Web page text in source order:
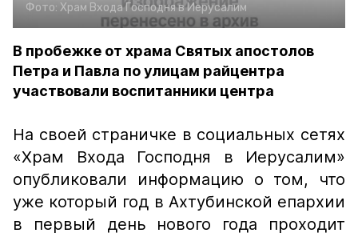
Фото: Храм Входа Господня в Иерусалим
В пробежке от храма Святых апостолов
Петра и Павла по улицам райцентра
участвовали воспитанники центра
На своей страничке в социальных сетях
«Храм Входа Господня в Иерусалим»
опубликовали информацию о том, что
уже который год в Ахтубинской епархии
в первый день нового года проходит